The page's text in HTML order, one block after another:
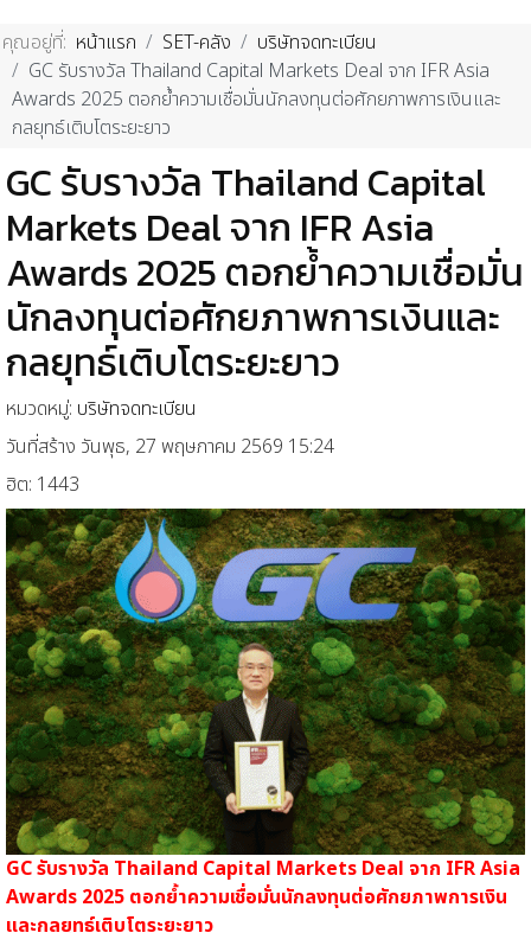
คุณอยู่ที่: หน้าแรก SET-คลัง
บริษัทจดทะเบียน
GC รับรางวัล Thailand Capital Markets Deal จาก IFR Asia
Awards 2025 ตอกย้ำความเชื่อมั่นนักลงทุนต่อศักยภาพการเงินและ
กลยุทธ์เติบโตระยะยาว
GC รับรางวัล Thailand Capital
Markets Deal จาก IFR Asia
Awards 2025 ตอกย้ำความเชื่อมั่น
นักลงทุนต่อศักยภาพการเงินและ
กลยุทธ์เติบโตระยะยาว
หมวดหมู่: บริษัทจดทะเบียน
วันที่สร้าง วันพุธ, 27 พฤษภาคม 2569 15:24
ฮิต: 1443
GC รับรางวัล Thailand Capital Markets Deal จาก IFR Asia
Awards 2025 ตอกย้ำความเชื่อมั่นนักลงทุนต่อศักยภาพการเงิน
และกลยุทธ์เติบโตระยะยาว